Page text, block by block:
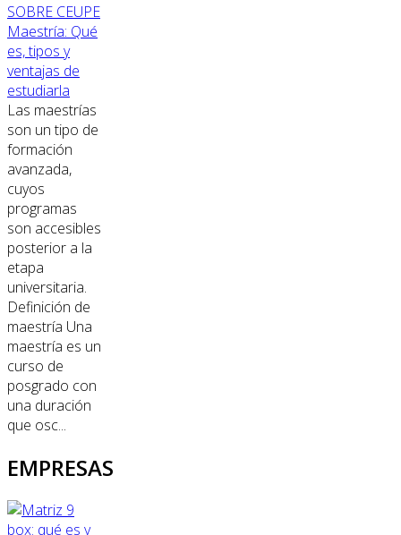
SOBRE CEUPE
Maestría: Qué
es, tipos y
ventajas de
estudiarla
Las maestrías
son un tipo de
formación
avanzada,
cuyos
programas
son accesibles
posterior a la
etapa
universitaria.
Definición de
maestría Una
maestría es un
curso de
posgrado con
una duración
que osc...
EMPRESAS